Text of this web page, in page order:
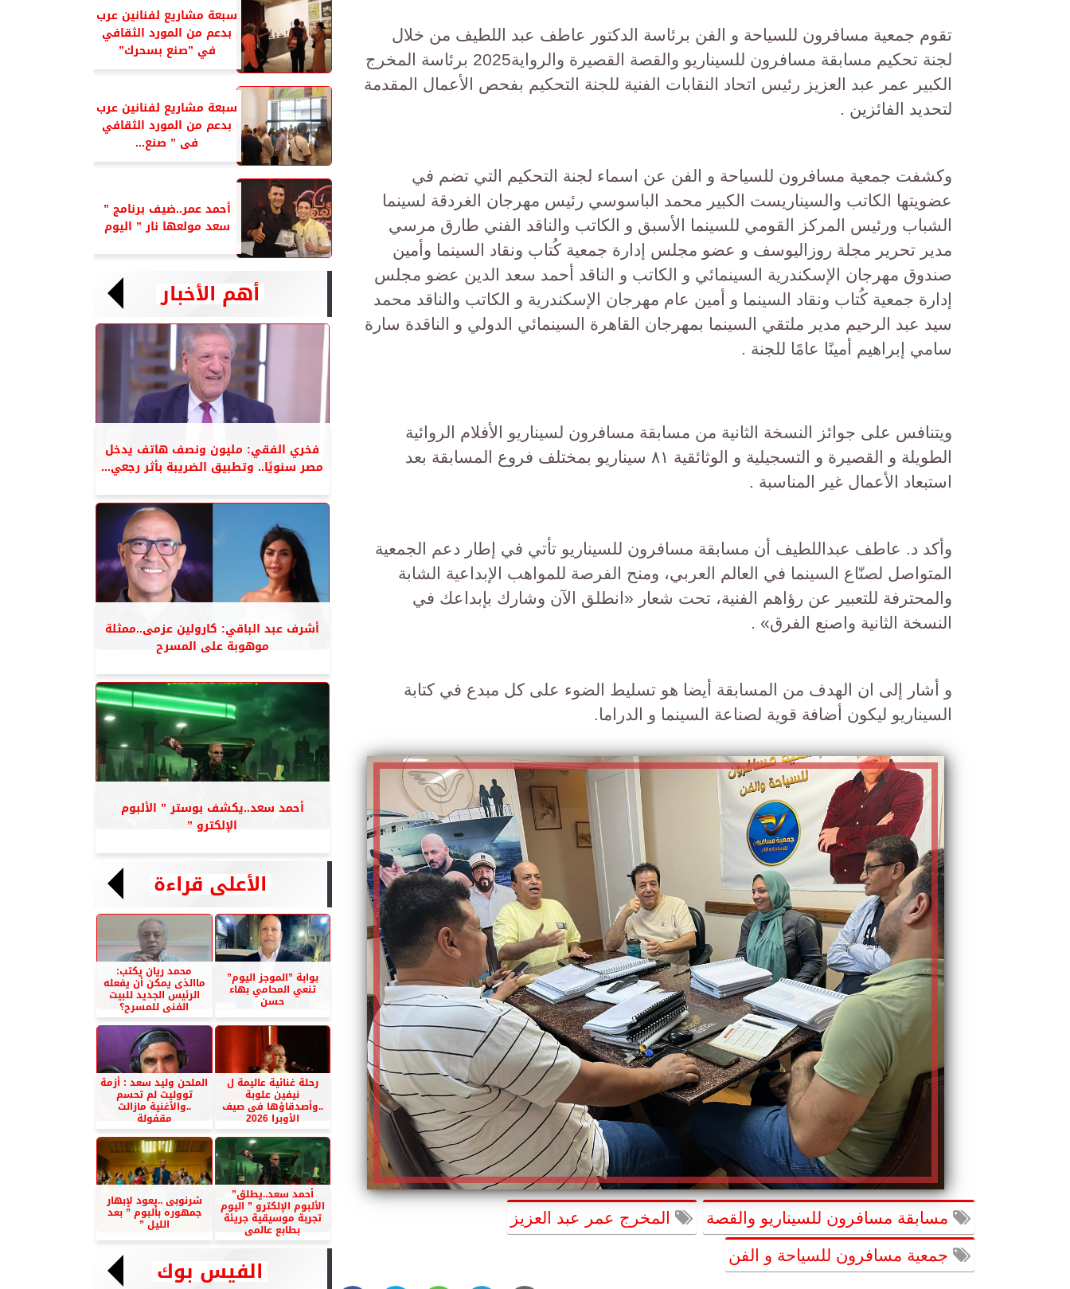
تقوم جمعية مسافرون للسياحة و الفن برئاسة الدكتور عاطف عبد اللطيف من خلال
لجنة تحكيم مسابقة مسافرون للسيناريو والقصة القصيرة والرواية2025 برئاسة المخرج
الكبير عمر عبد العزيز رئيس اتحاد النقابات الفنية للجنة التحكيم بفحص الأعمال المقدمة
لتحديد الفائزين .
وكشفت جمعية مسافرون للسياحة و الفن عن اسماء لجنة التحكيم التي تضم في
عضويتها الكاتب والسيناريست الكبير محمد الباسوسي رئيس مهرجان الغردقة لسينما
الشباب ورئيس المركز القومي للسينما الأسبق و الكاتب والناقد الفني طارق مرسي
مدير تحرير مجلة روزاليوسف و عضو مجلس إدارة جمعية كُتاب ونقاد السينما وأمين
صندوق مهرجان الإسكندرية السينمائي و الكاتب و الناقد أحمد سعد الدين عضو مجلس
إدارة جمعية كُتاب ونقاد السينما و أمين عام مهرجان الإسكندرية و الكاتب والناقد محمد
سيد عبد الرحيم مدير ملتقي السينما بمهرجان القاهرة السينمائي الدولي و الناقدة سارة
سامي إبراهيم أمينًا عامًا للجنة .
ويتنافس على جوائز النسخة الثانية من مسابقة مسافرون لسيناريو الأفلام الروائية
الطويلة و القصيرة و التسجيلية و الوثائقية ٨١ سيناريو بمختلف فروع المسابقة بعد
استبعاد الأعمال غير المناسبة .
وأكد د. عاطف عبداللطيف أن مسابقة مسافرون للسيناريو تأتي في إطار دعم الجمعية
المتواصل لصنّاع السينما في العالم العربي، ومنح الفرصة للمواهب الإبداعية الشابة
والمحترفة للتعبير عن رؤاهم الفنية، تحت شعار «انطلق الآن وشارك بإبداعك في
النسخة الثانية واصنع الفرق» .
و أشار إلى ان الهدف من المسابقة أيضا هو تسليط الضوء على كل مبدع في كتابة
السيناريو ليكون أضافة قوية لصناعة السينما و الدراما.
مسابقة مسافرون للسيناريو والقصة المخرج عمر عبد العزيز
جمعية مسافرون للسياحة و الفن
سبعة مشاريع لفنانين عرب
بدعم من المورد الثقافي
في ”صنع بسحرك”
سبعة مشاريع لفنانين عرب
بدعم من المورد الثقافي
فى ” صنع...
أحمد عمر..ضيف برنامج ”
سعد مولعها نار ” اليوم
أهم الأخبار
فخري الفقي: مليون ونصف هاتف يدخل
مصر سنويًا.. وتطبيق الضريبة بأثر رجعي...
أشرف عبد الباقي: كارولين عزمى..ممثلة
موهوبة على المسرح
أحمد سعد..يكشف بوستر ” الألبوم
الإلكترو ”
الأعلى قراءة
بوابة ”الموجز اليوم”
تنعي المحامي بهاء
حسن
محمد ريان يكتب:
ماالذى يمكن أن يفعله
الرئيس الجديد للبيت
الفنى للمسرح؟
رحلة غنائية عاليمة ل
نيفين علوبة
..وأصدقاؤها فى صيف
الأوبرا 2026
الملحن وليد سعد : أزمة
تووليت لم تحسم
..والأغنية مازالت
مقفولة
أحمد سعد..يطلق”
الألبوم الإلكترو ” اليوم
تجربة موسيقية جريئة
بطابع عالمى
شرنوبى ..يعود لإبهار
جمهوره بألبوم ” بعد
الليل ”
الفيس بوك